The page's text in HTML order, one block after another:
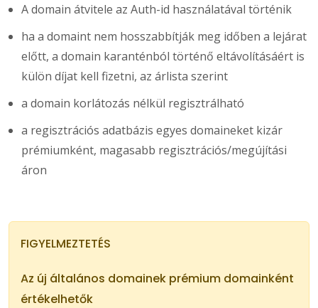
A domain átvitele az Auth-id használatával történik
ha a domaint nem hosszabbítják meg időben a lejárat
előtt, a domain karanténból történő eltávolításáért is
külön díjat kell fizetni, az árlista szerint
a domain korlátozás nélkül regisztrálható
a regisztrációs adatbázis egyes domaineket kizár
prémiumként, magasabb regisztrációs/megújítási
áron
FIGYELMEZTETÉS
Az új általános domainek prémium domainként
értékelhetők